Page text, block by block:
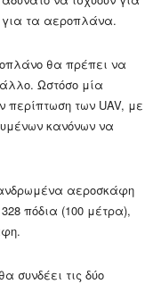
για τα αεροπλάνα.
θα πρέπει να
Ωστόσο μία
περίπτωση των UAV, με
κανόνων να
αεροσκάφη
πόδια (100 μέτρα),
συνδέει τις δύο